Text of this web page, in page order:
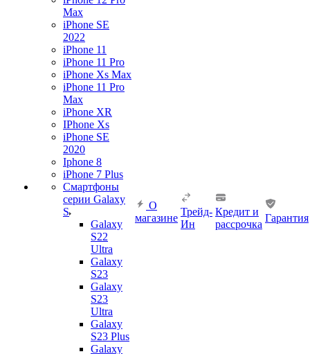
Max
iPhone SE
2022
iPhone 11
iPhone 11 Pro
iPhone Xs Max
iPhone 11 Pro
Max
iPhone XR
IPhone Xs
iPhone SE
2020
Iphone 8
iPhone 7 Plus
Смартфоны
серии Galaxy
S
Galaxy
S22
Ultra
Galaxy
S23
Galaxy
S23
Ultra
Galaxy
S23 Plus
Galaxy
О
магазине
Трейд-
Ин
Кредит и
рассрочка
Гарантия